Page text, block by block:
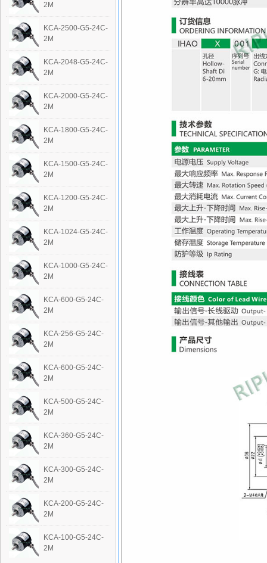
2M
KCA-2500-G5-24C-
2M
KCA-2048-G5-24C-
2M
KCA-2000-G5-24C-
2M
KCA-1800-G5-24C-
2M
KCA-1500-G5-24C-
2M
KCA-1200-G5-24C-
2M
KCA-1024-G5-24C-
2M
KCA-1000-G5-24C-
2M
KCA-600-G5-24C-
2M
KCA-256-G5-24C-
2M
KCA-600-G5-24C-
2M
KCA-500-G5-24C-
2M
KCA-360-G5-24C-
2M
KCA-300-G5-24C-
2M
KCA-200-G5-24C-
2M
KCA-100-G5-24C-
2M